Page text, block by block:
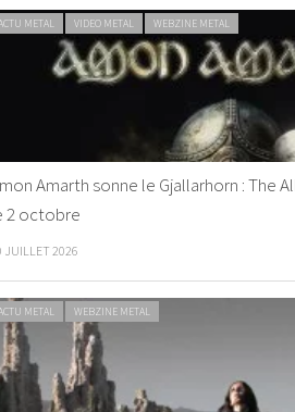
METAL VIDEO METAL WEBZINE METAL
Amarth sonne le Gjallarhorn : The
2 octobre
JUILLET 2026
METAL WEBZINE METAL